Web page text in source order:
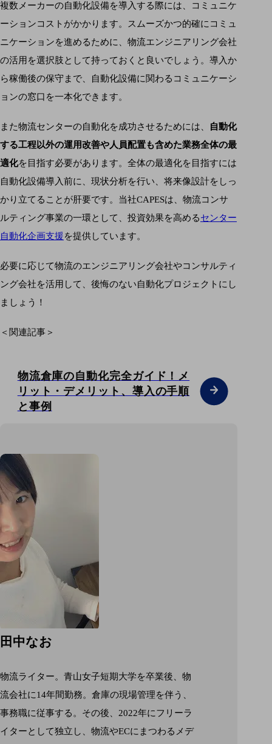
複数メーカーの自動化設備を導入する際には、コミュニケ
ーションコストがかかります。スムーズかつ的確にコミュ
ニケーションを進めるために、物流エンジニアリング会社
の活用を選択肢として持っておくと良いでしょう。導入か
ら稼働後の保守まで、自動化設備に関わるコミュニケーシ
ョンの窓口を一本化できます。
また物流センターの自動化を成功させるためには、
自動化
する工程以外の運用改善や人員配置も含めた業務全体の最
適化を目指す必要があります。全体の最適化を目指すには
自動化設備導入前に、現状分析を行い、将来像設計をしっ
かり立てることが肝要です。当社CAPESは、物流コンサ
ルティング事業の一環として、投資効果を高めるセンター
自動化企画支援を提供しています。
必要に応じて物流のエンジニアリング会社やコンサルティ
ング会社を活用して、後悔のない自動化プロジェクトにし
ましょう！
＜関連記事＞
物流倉庫の自動化完全ガイド！メ
リット・デメリット、導入の手順
と事例
田中なお
物流ライター。青山女子短期大学を卒業後、物
流会社に14年間勤務。倉庫の現場管理を伴う、
事務職に従事する。その後、2022年にフリーラ
イターとして独立し、物流やECにまつわるメデ